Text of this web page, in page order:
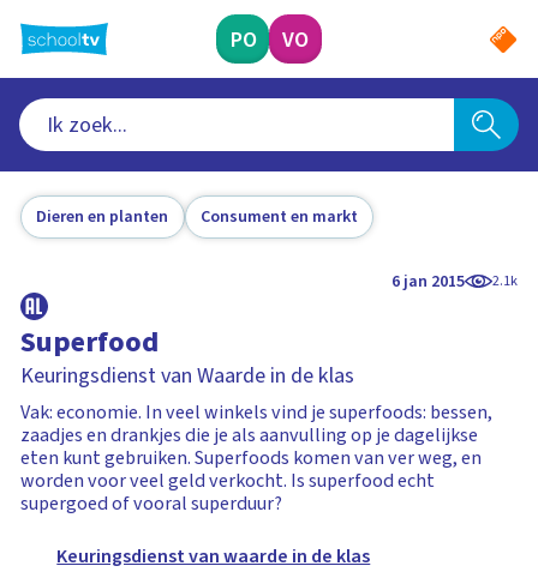
naar
hoofdinhoud
PO VO
Dieren en planten Consument en markt
6 jan 2015 2.1k
Superfood
Keuringsdienst van Waarde in de klas
Vak: economie. In veel winkels vind je superfoods: bessen,
zaadjes en drankjes die je als aanvulling op je dagelijkse
eten kunt gebruiken. Superfoods komen van ver weg, en
worden voor veel geld verkocht. Is superfood echt
supergoed of vooral superduur?
Keuringsdienst van waarde in de klas